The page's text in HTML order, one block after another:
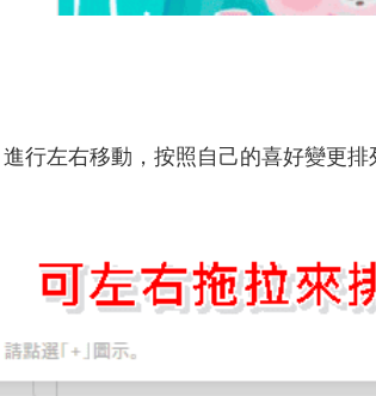
左右移動，按照自己的喜好變更排